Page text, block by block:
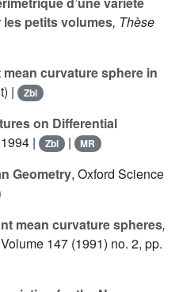
petits volumes, Thèse
curvature sphere in
| Zbl
on Differential
| Zbl | MR
Geometry, Oxford Science
mean curvature spheres,
147 (1991) no. 2, pp.